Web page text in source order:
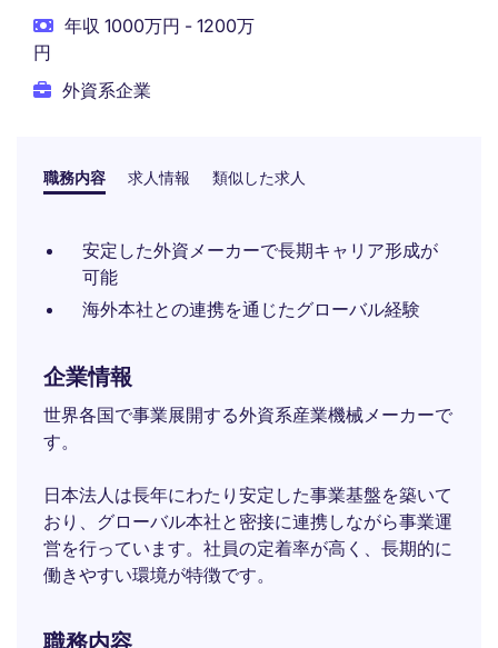
年収 1000万円 - 1200万
円
外資系企業
職務内容 求人情報 類似した求人
安定した外資メーカーで長期キャリア形成が
可能
海外本社との連携を通じたグローバル経験
企業情報
世界各国で事業展開する外資系産業機械メーカーで
す。
日本法人は長年にわたり安定した事業基盤を築いて
おり、グローバル本社と密接に連携しながら事業運
営を行っています。社員の定着率が高く、長期的に
働きやすい環境が特徴です。